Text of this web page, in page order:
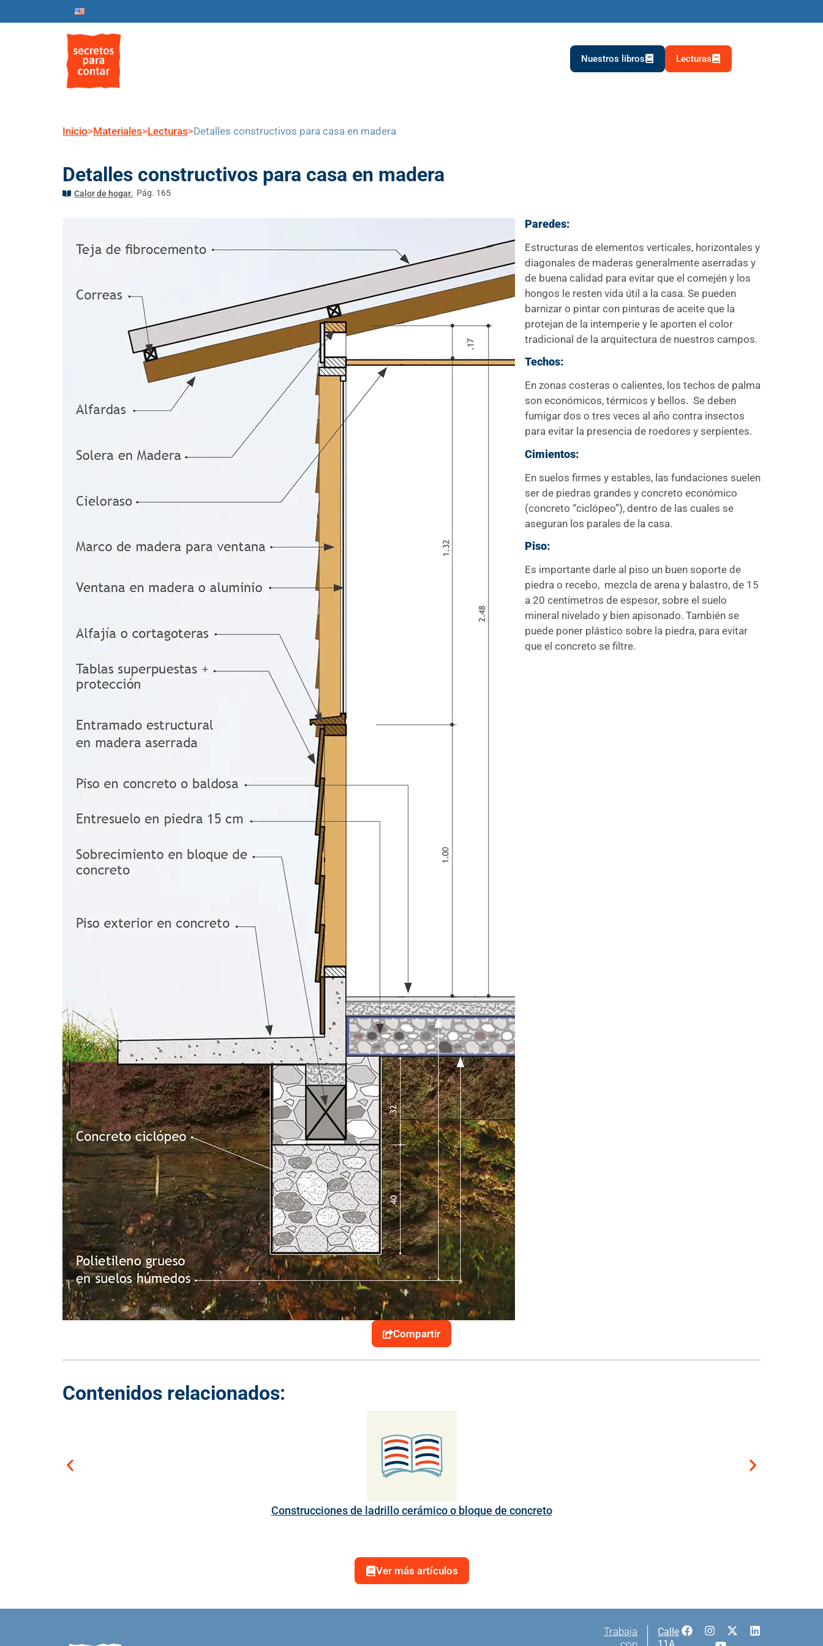
Nuestros libros Lecturas
Inicio>Materiales>Lecturas>Detalles constructivos para casa en madera
Detalles constructivos para casa en madera
Calor de hogar. Pág. 165
Paredes:
Estructuras de elementos verticales, horizontales y
diagonales de maderas generalmente aserradas y
de buena calidad para evitar que el comején y los
hongos le resten vida útil a la casa. Se pueden
barnizar o pintar con pinturas de aceite que la
protejan de la intemperie y le aporten el color
tradicional de la arquitectura de nuestros campos.
Techos:
En zonas costeras o calientes, los techos de palma
son económicos, térmicos y bellos. Se deben
fumigar dos o tres veces al año contra insectos
para evitar la presencia de roedores y serpientes.
Cimientos:
En suelos firmes y estables, las fundaciones suelen
ser de piedras grandes y concreto económico
(concreto “ciclópeo”), dentro de las cuales se
aseguran los parales de la casa.
Piso:
Es importante darle al piso un buen soporte de
piedra o recebo, mezcla de arena y balastro, de 15
a 20 centímetros de espesor, sobre el suelo
mineral nivelado y bien apisonado. También se
puede poner plástico sobre la piedra, para evitar
que el concreto se filtre.
Compartir
Contenidos relacionados:
Construcciones de ladrillo cerámico o bloque de concreto
Ver más artículos
Trabaja
Calle